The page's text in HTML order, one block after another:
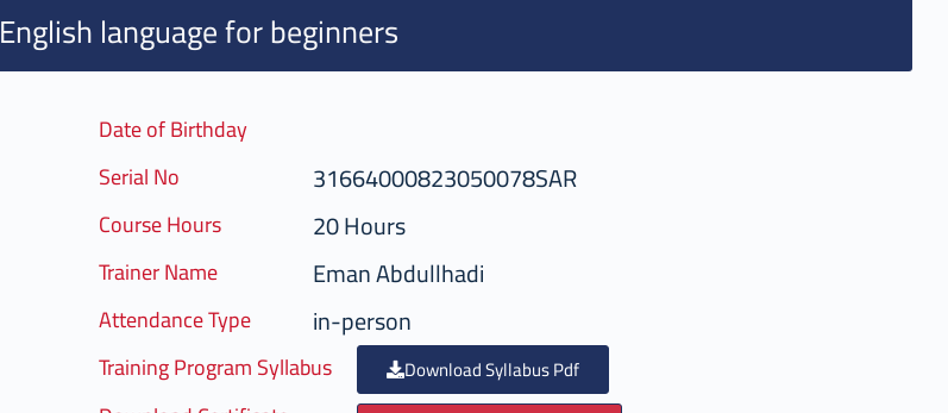
English language for beginners
Date of Birthday
Serial No 31664000823050078SAR
Course Hours 20 Hours
Trainer Name Eman Abdullhadi
Attendance Type in-person
Training Program Syllabus Download Syllabus Pdf